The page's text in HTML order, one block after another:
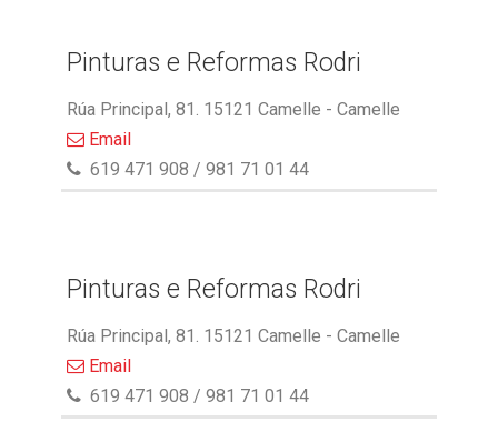
Pinturas e Reformas Rodri
Rúa Principal, 81. 15121 Camelle - Camelle
Email
619 471 908 / 981 71 01 44
Pinturas e Reformas Rodri
Rúa Principal, 81. 15121 Camelle - Camelle
Email
619 471 908 / 981 71 01 44